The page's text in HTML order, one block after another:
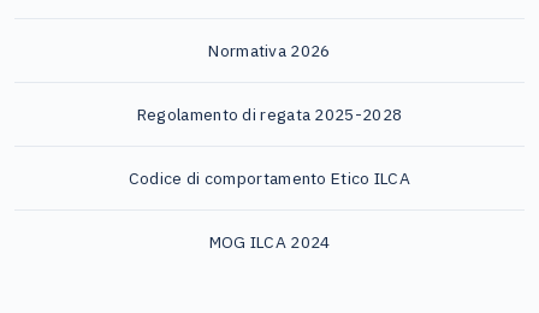
Normativa 2026
Regolamento di regata 2025-2028
Codice di comportamento Etico ILCA
MOG ILCA 2024